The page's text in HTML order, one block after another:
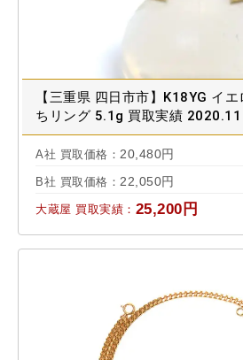
【三重県 四日市市】K18YG イ
ちリング 5.1g 買取実績 2020.11
A社 買取価格： 20,480円
B社 買取価格： 22,050円
大蔵屋 買取実績： 25,200円